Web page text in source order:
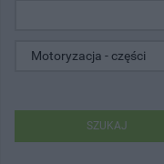
SZUKAJ